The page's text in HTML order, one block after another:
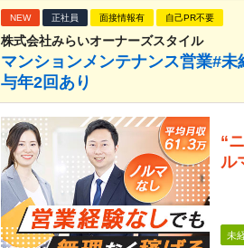
NEW 正社員 面接情報有 自己PR不要
株式会社みらいオーナーズスタイル
マンションメンテナンス営業#
与年2回あり
“
ル
未